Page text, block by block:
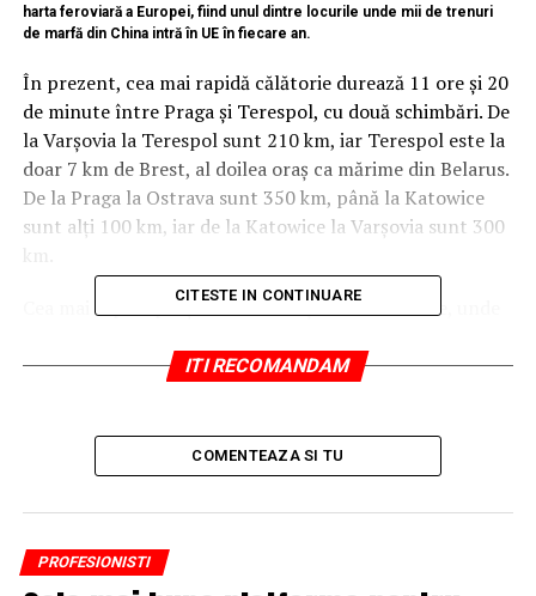
harta feroviară a Europei, fiind unul dintre locurile unde mii de trenuri
de marfă din China intră în UE în fiecare an.
În prezent, cea mai rapidă călătorie durează 11 ore și 20
de minute între Praga și Terespol, cu două schimbări. De
la Varșovia la Terespol sunt 210 km, iar Terespol este la
doar 7 km de Brest, al doilea oraș ca mărime din Belarus.
De la Praga la Ostrava sunt 350 km, până la Katowice
sunt alți 100 km, iar de la Katowice la Varșovia sunt 300
Cea mai rapidă porțiune este Varșovia – Katowice, unde
Leo Express este compania cehă care vrea ca din
Ostrava – Katowice – Varșovia – Terespol, iar cei 964 km
vor fi parcurși în 9 ore și 20 de minute.
Praga și Cracovia, trenuri care operează doar în week-
end, însă fiindcă au succes, vor rula și în timpul
CITESTE IN CONTINUARE
ITI RECOMANDAM
COMENTEAZA SI TU
PROFESIONISTI